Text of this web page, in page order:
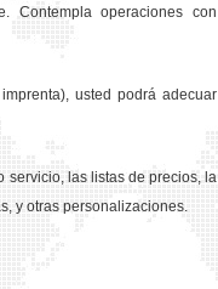
Contempla operaciones con
usted podrá adecuar
servicio, las listas de precios, la
y otras personalizaciones.